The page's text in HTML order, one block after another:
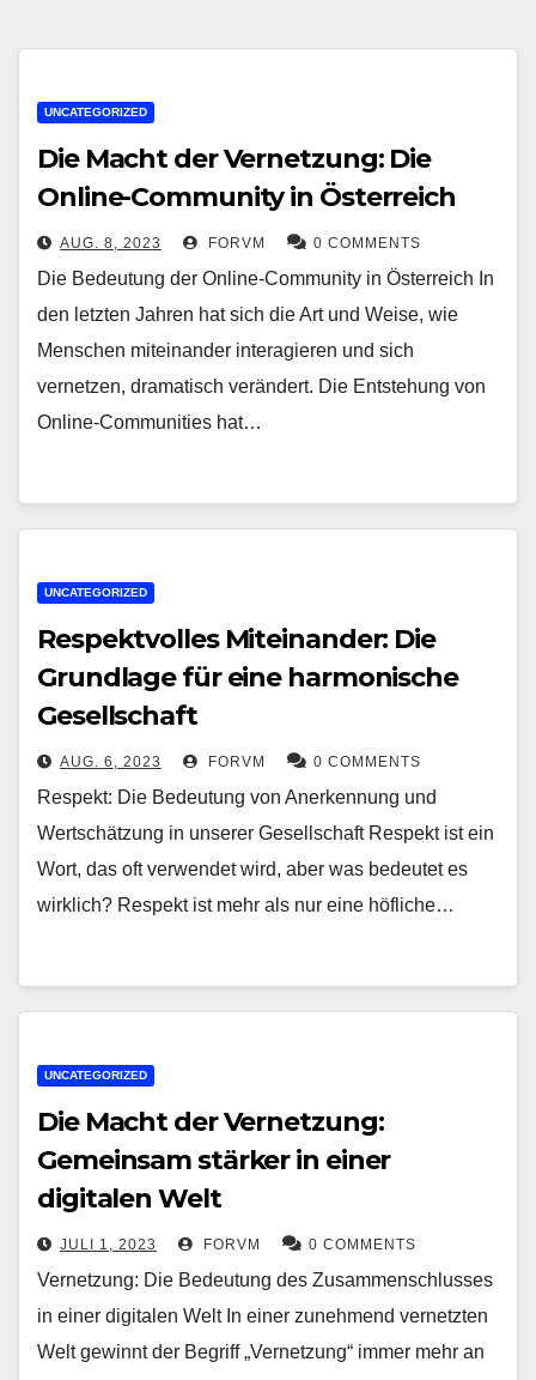
UNCATEGORIZED
Die Macht der Vernetzung: Die
Online-Community in Österreich
AUG. 8, 2023 FORVM 0 COMMENTS
Die Bedeutung der Online-Community in Österreich In
den letzten Jahren hat sich die Art und Weise, wie
Menschen miteinander interagieren und sich
vernetzen, dramatisch verändert. Die Entstehung von
Online-Communities hat…
UNCATEGORIZED
Respektvolles Miteinander: Die
Grundlage für eine harmonische
Gesellschaft
AUG. 6, 2023 FORVM 0 COMMENTS
Respekt: Die Bedeutung von Anerkennung und
Wertschätzung in unserer Gesellschaft Respekt ist ein
Wort, das oft verwendet wird, aber was bedeutet es
wirklich? Respekt ist mehr als nur eine höfliche…
UNCATEGORIZED
Die Macht der Vernetzung:
Gemeinsam stärker in einer
digitalen Welt
JULI 1, 2023 FORVM 0 COMMENTS
Vernetzung: Die Bedeutung des Zusammenschlusses
in einer digitalen Welt In einer zunehmend vernetzten
Welt gewinnt der Begriff „Vernetzung“ immer mehr an